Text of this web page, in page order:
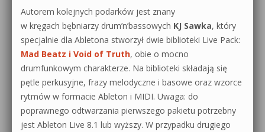
Autorem kolejnych podarków jest znany
w kręgach bębniarzy drum’n’bassowych KJ Sawka, który
specjalnie dla Abletona stworzył dwie biblioteki Live Pack:
Mad Beatz i Void of Truth, obie o mocno
drumfunkowym charakterze. Na biblioteki składają się
pętle perkusyjne, frazy melodyczne i basowe oraz wzorce
rytmów w formacie Ableton i MIDI. Uwaga: do
poprawnego odtwarzania pierwszego pakietu potrzebny
jest Ableton Live 8.1 lub wyższy. W przypadku drugiego